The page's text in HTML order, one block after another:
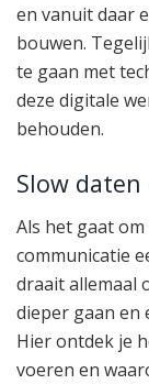
en vanuit daar
bouwen.
te gaan met
deze digitale
behouden.
Slow
Als het gaat
communicatie
draait allemaal
dieper gaan en
Hier ontdek je
voeren en